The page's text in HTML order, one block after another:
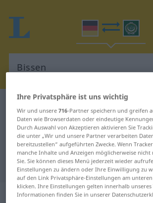
Deutsch-Arabisch Wörterbuch
Deutsch-Arabisch
"Bissen"
"Bissen" Arabisch
„Bissen“: Maskulinum
Ihre Privatsphäre ist uns wichtig
Wir und unsere 716-Partner speichern und greifen
Daten wie Browserdaten oder eindeutige
Durch Auswahl von Akzeptieren aktivieren Sie
die unter „Wir und unsere Partner verarbeiten
bereitzustellen“ aufgeführten Zwecke. Wenn
manche Inhalte und Anzeigen möglicherweise
Sie. Sie können dieses Menü jederzeit wieder
Einstellungen zu ändern oder Ihre Einwilligung zu
auf den Link Privatsphäre-Einstellungen am
klicken. Ihre Einstellungen gelten innerhalb unseres
Informationen finden Sie in unserer